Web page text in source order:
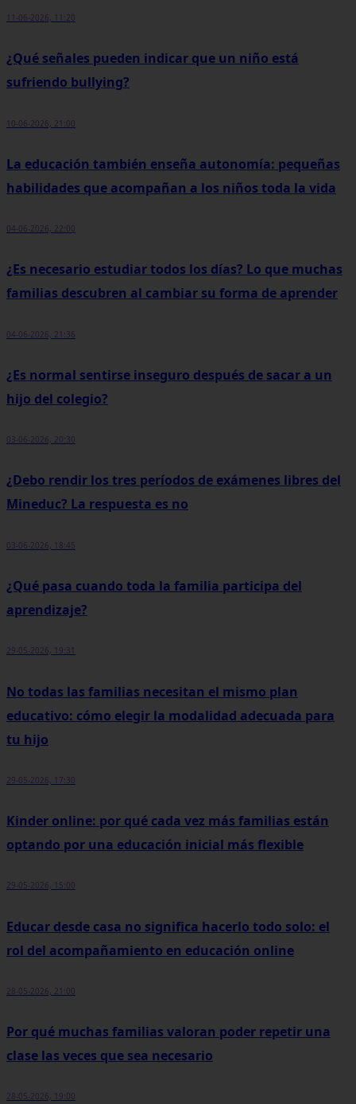
11-06-2026, 11:20
¿Qué señales pueden indicar que un niño está
sufriendo bullying?
10-06-2026, 21:00
La educación también enseña autonomía: pequeñas
habilidades que acompañan a los niños toda la vida
04-06-2026, 22:00
¿Es necesario estudiar todos los días? Lo que muchas
familias descubren al cambiar su forma de aprender
04-06-2026, 21:36
¿Es normal sentirse inseguro después de sacar a un
hijo del colegio?
03-06-2026, 20:30
¿Debo rendir los tres períodos de exámenes libres del
Mineduc? La respuesta es no
03-06-2026, 18:45
¿Qué pasa cuando toda la familia participa del
aprendizaje?
29-05-2026, 19:31
No todas las familias necesitan el mismo plan
educativo: cómo elegir la modalidad adecuada para
tu hijo
29-05-2026, 17:30
Kinder online: por qué cada vez más familias están
optando por una educación inicial más flexible
29-05-2026, 15:00
Educar desde casa no significa hacerlo todo solo: el
rol del acompañamiento en educación online
28-05-2026, 21:00
Por qué muchas familias valoran poder repetir una
clase las veces que sea necesario
28-05-2026, 19:00